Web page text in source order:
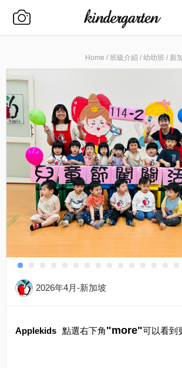
Home / 班級介紹 / 幼幼班 / 新
2026年4月-新加坡
Applekids 點選右下角"more"可以看到